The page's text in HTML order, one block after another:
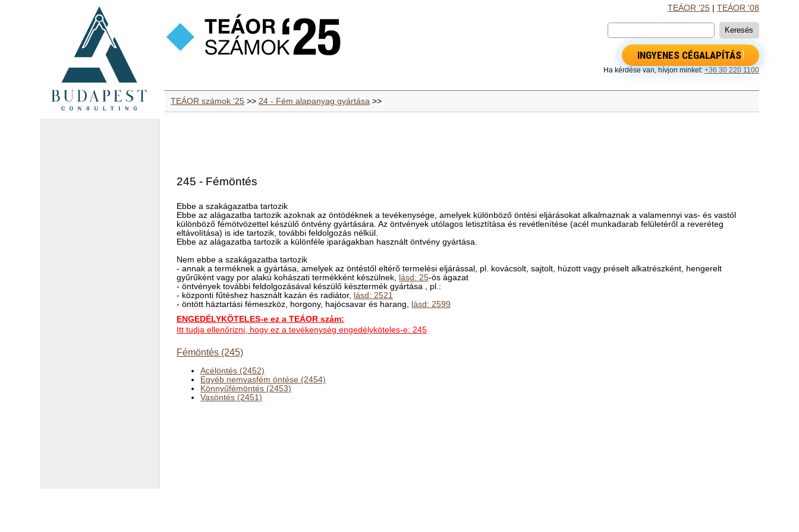
TEÁOR '25| TEÁOR '08
INGYENES CÉGALAPÍTÁS
Ha kérdése van, hívjon minket: +36 30 220 1100
TEÁOR számok '25 >>24 - Fém alapanyag gyártása >>
245 - Fémöntés
Ebbe a szakágazatba tartozik
Ebbe az alágazatba tartozik azoknak az öntödéknek a tevékenysége, amelyek különböző öntési eljárásokat alkalmaznak a valamennyi vas- és vastól
különböző fémötvözettel készülő öntvény gyártására. Az öntvények utólagos letisztítása és revétlenítése (acél munkadarab felületéről a reveréteg
eltávolítása) is ide tartozik, további feldolgozás nélkül.
Ebbe az alágazatba tartozik a különféle iparágakban használt öntvény gyártása.
Nem ebbe a szakágazatba tartozik
- annak a terméknek a gyártása, amelyek az öntéstől eltérő termelési eljárással, pl. kovácsolt, sajtolt, húzott vagy préselt alkatrészként, hengerelt
gyűrűként vagy por alakú kohászati termékként készülnek, lásd: 25-ös ágazat
- öntvények további feldolgozásával készülő késztermék gyártása , pl.:
- központi fűtéshez használt kazán és radiátor, lásd: 2521
- öntött háztartási fémeszköz, horgony, hajócsavar és harang, lásd: 2599
ENGEDÉLYKÖTELES-e ez a TEÁOR szám:
Itt tudja ellenőrizni, hogy ez a tevékenység engedélyköteles-e: 245
Fémöntés (245)
Acélöntés (2452)
Egyéb nemvasfém öntése (2454)
Könnyűfémöntés (2453)
Vasöntés (2451)